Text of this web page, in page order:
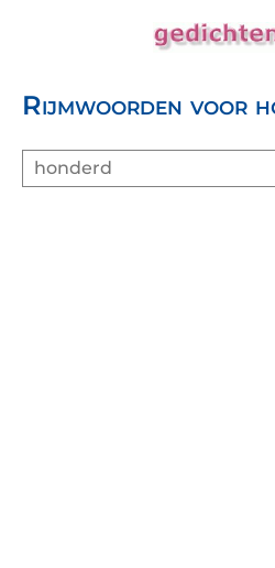
Rijmwoorden voor